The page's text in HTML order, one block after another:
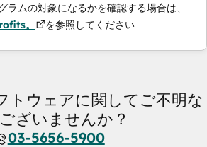
ムの対象になるかを確認する場合は、
。
を参照してください
トウェアに関してご不明な
ざいませんか？
03-5656-5900